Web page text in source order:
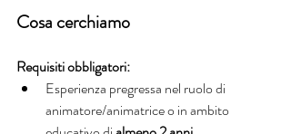
Cosa cerchiamo
Requisiti obbligatori:
Esperienza pregressa nel ruolo di
animatore/animatrice o in ambito